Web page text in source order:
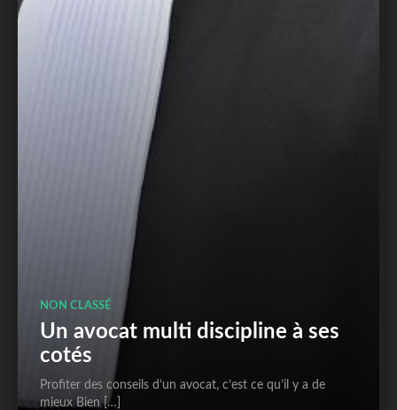
NON CLASSÉ
Un avocat multi discipline à ses
cotés
Profiter des conseils d’un avocat, c’est ce qu’il y a de
mieux Bien […]